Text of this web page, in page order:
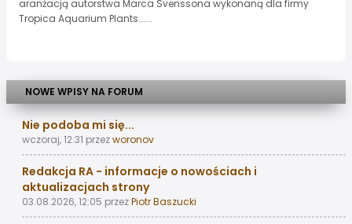
aranżacją autorstwa Marca Svenssona wykonaną dla firmy
Tropica Aquarium Plants......
NOWE WPISY NA FORUM
Nie podoba mi się...
wczoraj, 12:31 przezworonov
Redakcja RA - informacje o nowościach i
aktualizacjach strony
03.08.2026, 12:05 przezPiotr Baszucki